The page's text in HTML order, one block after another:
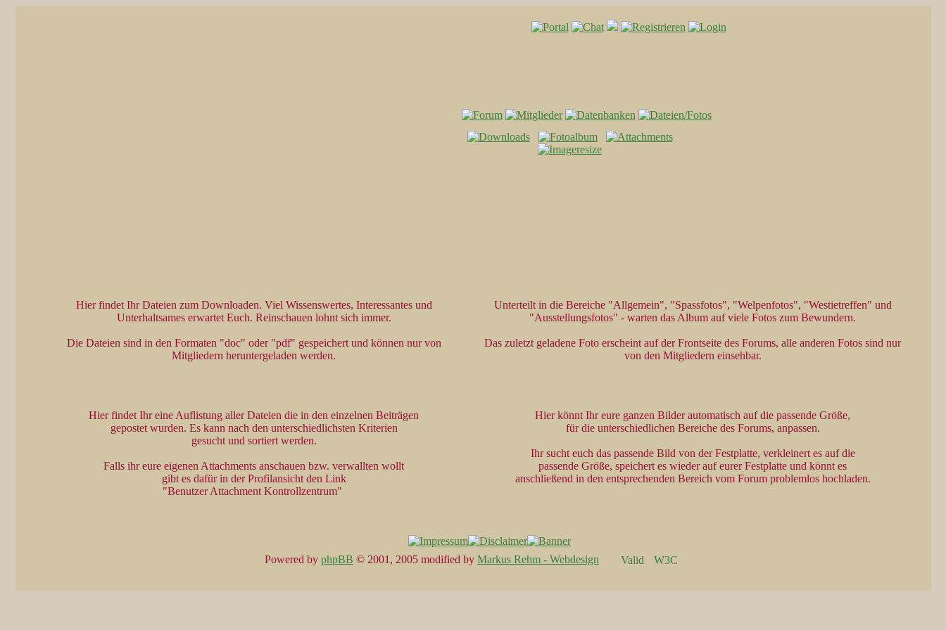
Hier findet Ihr Dateien zum Downloaden. Viel Wissenswertes, Interessantes und
Unterhaltsames erwartet Euch. Reinschauen lohnt sich immer.
Die Dateien sind in den Formaten "doc" oder "pdf" gespeichert und können nur von
Mitgliedern heruntergeladen werden.
Unterteilt in die Bereiche "Allgemein", "Spassfotos", "Welpenfotos", "Westietreffen" und
"Ausstellungsfotos" - warten das Album auf viele Fotos zum Bewundern.
Das zuletzt geladene Foto erscheint auf der Frontseite des Forums, alle anderen Fotos sind nur
von den Mitgliedern einsehbar.
Hier findet Ihr eine Auflistung aller Dateien die in den einzelnen Beiträgen
gepostet wurden. Es kann nach den unterschiedlichsten Kriterien
gesucht und sortiert werden.
Falls ihr eure eigenen Attachments anschauen bzw. verwallten wollt
gibt es dafür in der Profilansicht den Link
"Benutzer Attachment Kontrollzentrum"
Hier könnt Ihr eure ganzen Bilder automatisch auf die passende Größe,
für die unterschiedlichen Bereiche des Forums, anpassen.
Ihr sucht euch das passende Bild von der Festplatte, verkleinert es auf die
passende Größe, speichert es wieder auf eurer Festplatte und könnt es
anschließend in den entsprechenden Bereich vom Forum problemlos hochladen.
Powered by phpBB © 2001, 2005 modified by Markus Rehm - Webdesign